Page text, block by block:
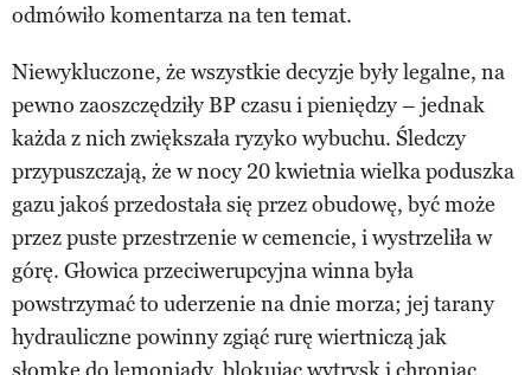
odmówiło komentarza na ten temat.
Niewykluczone, że wszystkie decyzje były legalne, na
pewno zaoszczędziły BP czasu i pieniędzy – jednak
każda z nich zwiększała ryzyko wybuchu. Śledczy
przypuszczają, że w nocy 20 kwietnia wielka poduszka
gazu jakoś przedostała się przez obudowę, być może
przez puste przestrzenie w cemencie, i wystrzeliła w
górę. Głowica przeciwerupcyjna winna była
powstrzymać to uderzenie na dnie morza; jej tarany
hydrauliczne powinny zgiąć rurę wiertniczą jak